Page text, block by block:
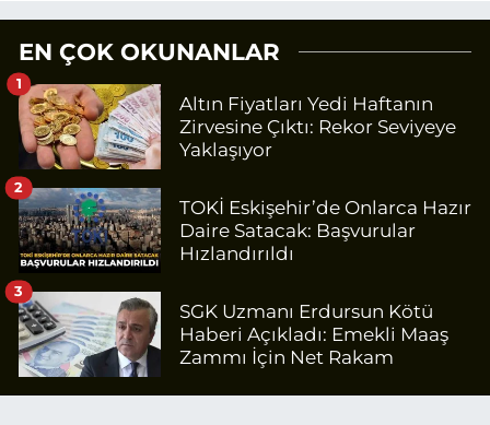
EN ÇOK OKUNANLAR
Altın Fiyatları Yedi Haftanın
Zirvesine Çıktı: Rekor Seviyeye
Yaklaşıyor
1
TOKİ Eskişehir’de Onlarca Hazır
Daire Satacak: Başvurular
Hızlandırıldı
2
SGK Uzmanı Erdursun Kötü
Haberi Açıkladı: Emekli Maaş
Zammı İçin Net Rakam
3